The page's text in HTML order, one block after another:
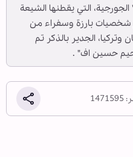
الجورجية، التي يقطنها الشيعة
بارزة وسفراء من
وتركيا، الجدير بالذكر تم
حسين اف" .